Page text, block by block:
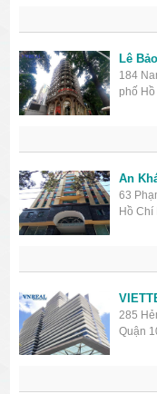
Lê
184
phố
An
63
Hồ Chí
285
Quận